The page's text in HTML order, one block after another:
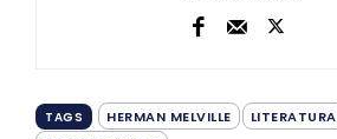
TAGS HERMAN MELVILLE LITERATURA